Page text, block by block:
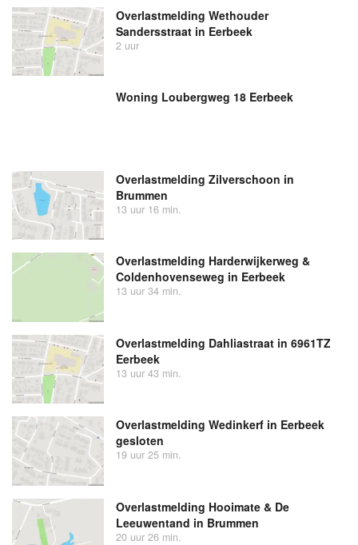
Overlastmelding Wethouder
Sandersstraat in Eerbeek
2 uur
Woning Loubergweg 18 Eerbeek
Overlastmelding Zilverschoon in
Brummen
13 uur 16 min.
Overlastmelding Harderwijkerweg &
Coldenhovenseweg in Eerbeek
13 uur 34 min.
Overlastmelding Dahliastraat in 6961TZ
Eerbeek
13 uur 43 min.
Overlastmelding Wedinkerf in Eerbeek
gesloten
19 uur 25 min.
Overlastmelding Hooimate & De
Leeuwentand in Brummen
20 uur 26 min.